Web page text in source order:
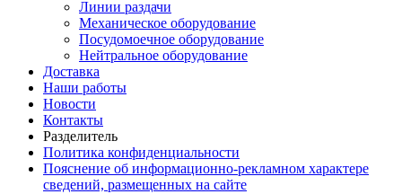
Линии раздачи
Механическое оборудование
Посудомоечное оборудование
Нейтральное оборудование
Доставка
Наши работы
Новости
Контакты
Разделитель
Политика конфиденциальности
Пояснение об информационно-рекламном характере
сведений, размещенных на сайте